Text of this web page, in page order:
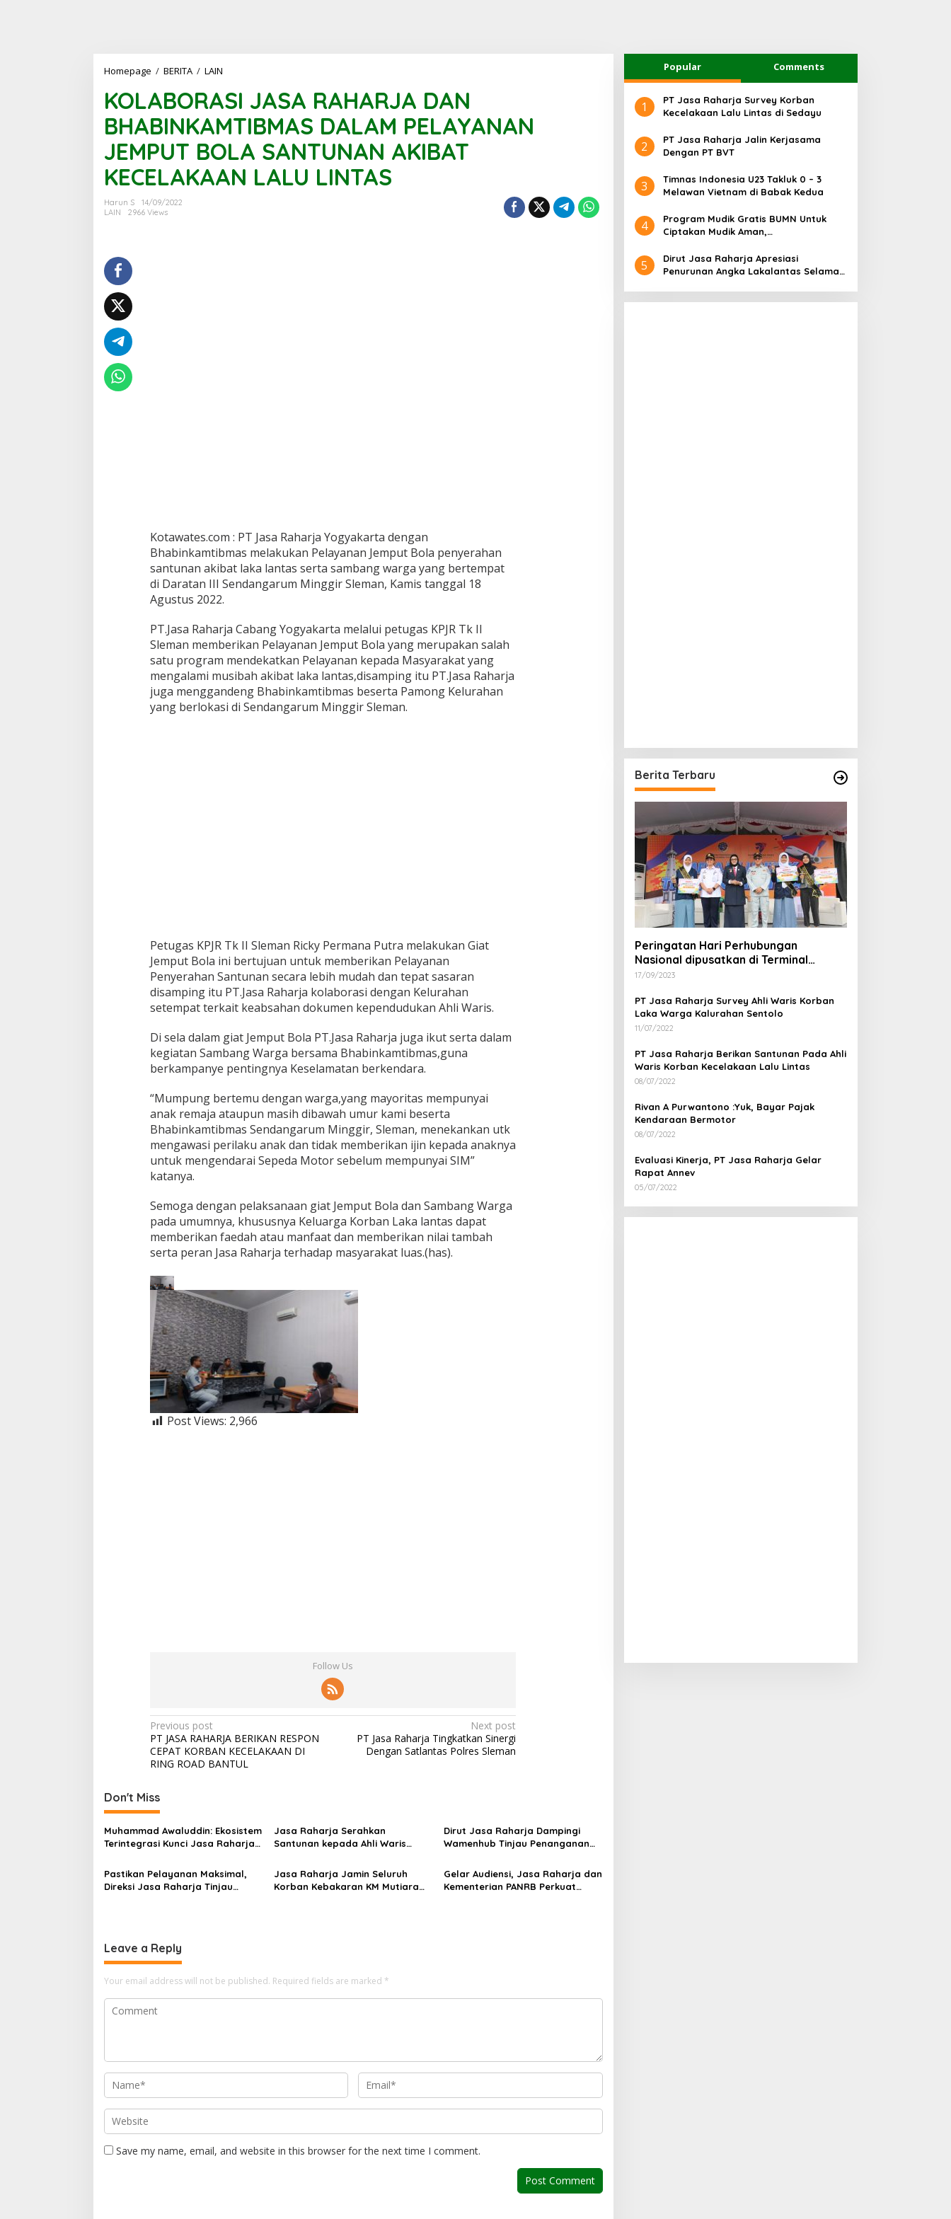
Homepage / BERITA / LAIN
RAHARJA
DAN
BHABINKAMTIBMAS
DALAM
PELAYANAN
JEMPUT
BOLA
SANTUNAN
KOLABORASI JASA RAHARJA DAN
BHABINKAMTIBMAS DALAM PELAYANAN
JEMPUT BOLA SANTUNAN AKIBAT
KECELAKAAN LALU LINTAS
Harun S
14/09/2022
LAIN
2966 Views
Kotawates.com : PT Jasa Raharja Yogyakarta dengan
Bhabinkamtibmas melakukan Pelayanan Jemput Bola penyerahan
santunan akibat laka lantas serta sambang warga yang bertempat
di Daratan III Sendangarum Minggir Sleman, Kamis tanggal 18
Agustus 2022.
PT.Jasa Raharja Cabang Yogyakarta melalui petugas KPJR Tk II
Sleman memberikan Pelayanan Jemput Bola yang merupakan salah
satu program mendekatkan Pelayanan kepada Masyarakat yang
mengalami musibah akibat laka lantas,disamping itu PT.Jasa Raharja
juga menggandeng Bhabinkamtibmas beserta Pamong Kelurahan
yang berlokasi di Sendangarum Minggir Sleman.
Petugas KPJR Tk II Sleman Ricky Permana Putra melakukan Giat
Jemput Bola ini bertujuan untuk memberikan Pelayanan
Penyerahan Santunan secara lebih mudah dan tepat sasaran
disamping itu PT.Jasa Raharja kolaborasi dengan Kelurahan
setempat terkait keabsahan dokumen kependudukan Ahli Waris.
Di sela dalam giat Jemput Bola PT.Jasa Raharja juga ikut serta dalam
kegiatan Sambang Warga bersama Bhabinkamtibmas,guna
berkampanye pentingnya Keselamatan berkendara.
“Mumpung bertemu dengan warga,yang mayoritas mempunyai
anak remaja ataupun masih dibawah umur kami beserta
Bhabinkamtibmas Sendangarum Minggir, Sleman, menekankan utk
mengawasi perilaku anak dan tidak memberikan ijin kepada anaknya
untuk mengendarai Sepeda Motor sebelum mempunyai SIM”
katanya.
Semoga dengan pelaksanaan giat Jemput Bola dan Sambang Warga
pada umumnya, khususnya Keluarga Korban Laka lantas dapat
memberikan faedah atau manfaat dan memberikan nilai tambah
serta peran Jasa Raharja terhadap masyarakat luas.(has).
Post Views: 2,966
Follow Us
Post
navigation
Previous post
PT JASA RAHARJA BERIKAN RESPON
CEPAT KORBAN KECELAKAAN DI
RING ROAD BANTUL
Next post
PT Jasa Raharja Tingkatkan Sinergi
Dengan Satlantas Polres Sleman
Don't Miss
Muhammad Awaluddin: Ekosistem
Terintegrasi Kunci Jasa Raharja
Kepada masyarakat
Jasa Raharja Serahkan
Santunan kepada Ahli Waris
Sentosa II
Dirut Jasa Raharja Dampingi
Wamenhub Tinjau Penanganan
RS PHC Surabaya
Pastikan Pelayanan Maksimal,
Direksi Jasa Raharja Tinjau
Jasa Raharja Jamin Seluruh
Korban Kebakaran KM Mutiara
Gelar Audiensi, Jasa Raharja dan
Kementerian PANRB Perkuat
Leave a Reply
Your email address will not be published. Required fields are marked *
Save my name, email, and website in this browser for the next time I comment.
Popular Comments
1
PT Jasa Raharja Survey Korban
Kecelakaan Lalu Lintas di Sedayu
2
PT Jasa Raharja Jalin Kerjasama
Dengan PT BVT
3
Timnas Indonesia U23 Takluk 0 – 3
Melawan Vietnam di Babak Kedua
4
Program Mudik Gratis BUMN Untuk
Ciptakan Mudik Aman,
5
Dirut Jasa Raharja Apresiasi
Penurunan Angka Lakalantas Selama
Berita Terbaru
Peringatan Hari Perhubungan
Nasional dipusatkan di Terminal
Wates Kulon Progo
17/09/2023
PT Jasa Raharja Survey Ahli Waris Korban
Laka Warga Kalurahan Sentolo
11/07/2022
PT Jasa Raharja Berikan Santunan Pada Ahli
Waris Korban Kecelakaan Lalu Lintas
08/07/2022
Rivan A Purwantono :Yuk, Bayar Pajak
Kendaraan Bermotor
08/07/2022
Evaluasi Kinerja, PT Jasa Raharja Gelar
Rapat Annev
05/07/2022